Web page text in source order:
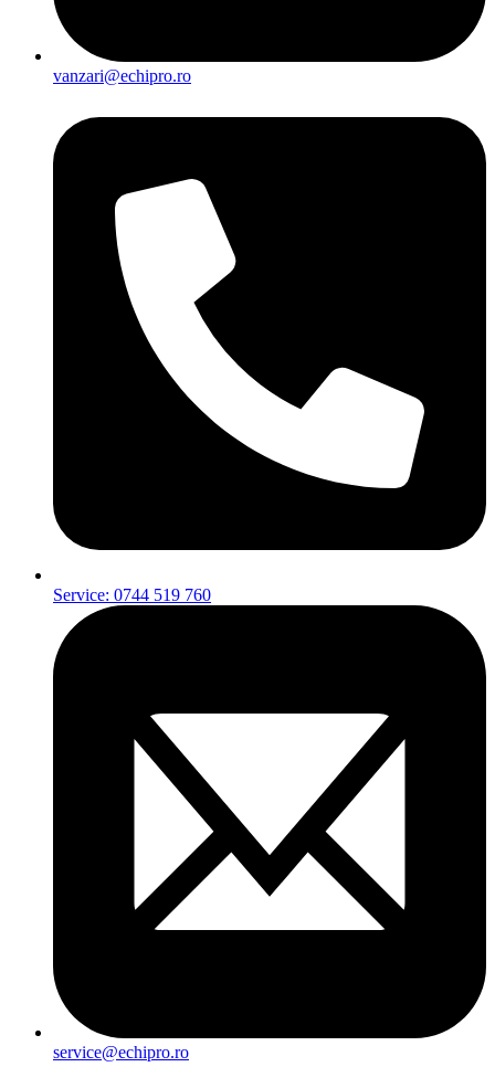
vanzari@echipro.ro
Service: 0744 519 760
service@echipro.ro